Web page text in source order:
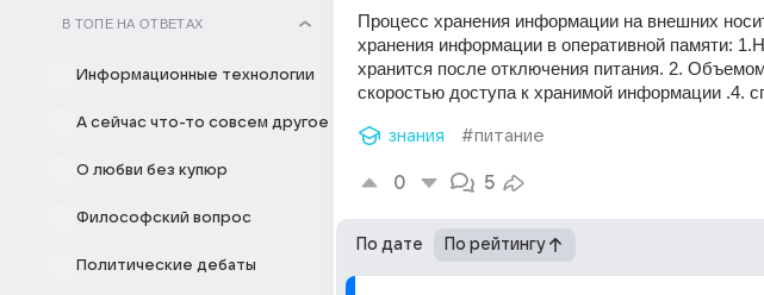
В ТОПЕ НА ОТВЕТАХ
Информационные технологии
А сейчас что-то совсем другое
О любви без купюр
Философский вопрос
Политические дебаты
Процесс хранения информации на внешних
хранения информации в оперативной памяти:
хранится после отключения питания. 2.
скоростью доступа к хранимой информации .4.
знания #питание
0 5
По дате По рейтингу